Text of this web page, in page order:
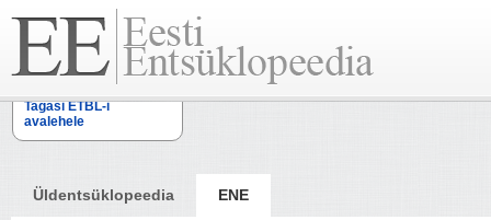
Tagasi ETBL-i
avalehele
Üldentsüklopeedia ENE